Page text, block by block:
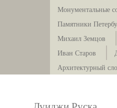
Монументальные
Памятники
Михаил Земцов
Иван Старов
Архитектурный